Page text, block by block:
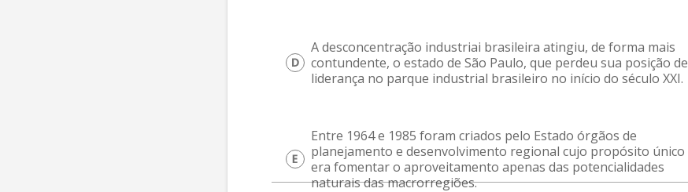
A desconcentração industriai brasileira atingiu, de forma mais
contundente, o estado de São Paulo, que perdeu sua posição de
liderança no parque industrial brasileiro no início do século XXI.
Entre 1964 e 1985 foram criados pelo Estado órgãos de
planejamento e desenvolvimento regional cujo propósito único
era fomentar o aproveitamento apenas das potencialidades
naturais das macrorregiões.